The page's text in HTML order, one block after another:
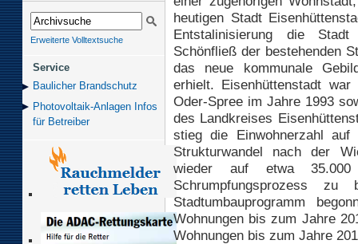
Erweiterte Volltextsuche
Service
Baulicher Brand­schutz
Photovoltaik-Anlagen Infos
für Betreiber
heutigen Stadt
Entstalinisierung die
Schönfließ der bestehenden
das neue kommunale
erhielt. Eisenhüttenstadt
Oder-Spree im Jahre 1993
des Landkreises
stieg die Einwohnerzahl
Strukturwandel nach der
wieder auf etwa
Schrumpfungsprozess zu
Stadtumbauprogramm
Wohnungen bis zum Jahre
Wohnungen bis zum Jahre